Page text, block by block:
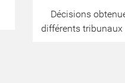
Décisions
différents